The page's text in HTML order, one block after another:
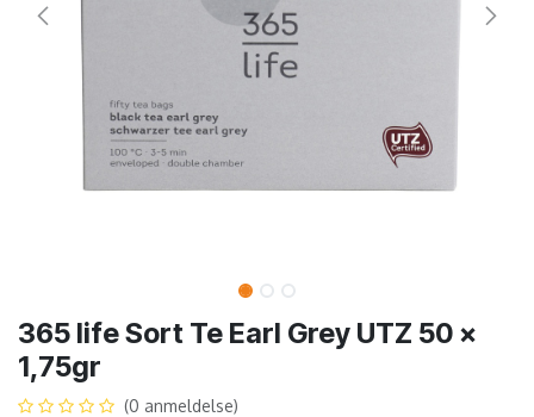
365 life Sort Te Earl Grey UTZ 50 x
1,75gr
(0 anmeldelse)